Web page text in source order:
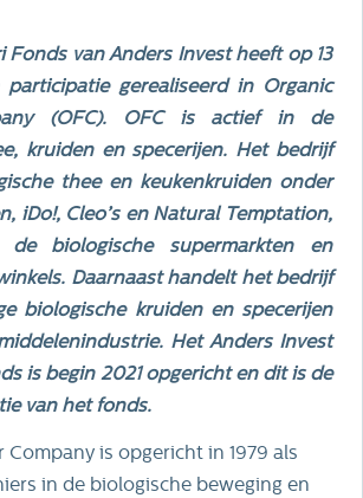
Fonds van Anders Invest heeft op 13
gerealiseerd in Organic
(OFC). OFC is actief in de
kruiden en specerijen. Het bedrijf
thee en keukenkruiden onder
iDo!, Cleo’s en Natural Temptation,
biologische supermarkten en
Daarnaast handelt het bedrijf
biologische kruiden en specerijen
Het Anders Invest
is begin 2021 opgericht en dit is de
van het fonds.
Company is opgericht in 1979 als
in de biologische beweging en